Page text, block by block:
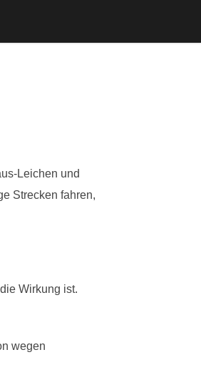
Leichen und
Strecken fahren,
Wirkung ist.
wegen